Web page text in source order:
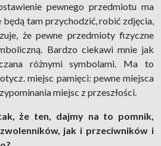
pewnego przedmiotu ma
będą tam przychodzić, robić zdjęcia,
że pewne przedmioty fizyczne
Bardzo ciekawi mnie jak
różnymi symbolami. Ma to
miejsc pamięci: pewne miejsca
miejsc z przeszłości.
że ten, dajmy na to pomnik,
jak i przeciwników i